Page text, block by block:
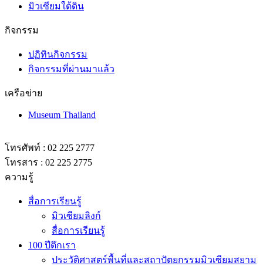
มิวเซียมใต้ดิน
กิจกรรม
ปฏิทินกิจกรรม
กิจกรรมที่ผ่านมาแล้ว
เครือข่าย
Museum Thailand
โทรศัพท์ : 02 225 2777
โทรสาร : 02 225 2775
ความรู้
สื่อการเรียนรู้
มิวเซียมลิงก์
สื่อการเรียนรู้
100 ปีตึกเรา
ประวัติศาสตร์พื้นที่และสถาปัตยกรรมมิวเซียมสยาม